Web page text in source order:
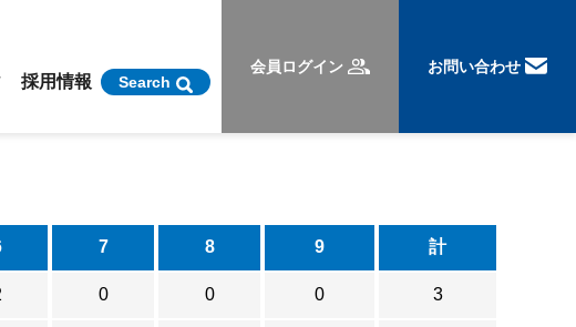
採用情報 Search
会員ログイン お問い合わせ
7 8 9 計
0 0 0 3